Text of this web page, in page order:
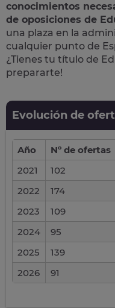
conocimientos
de oposiciones de
una plaza en la
cualquier punto de
¿Tienes tu título de
prepararte!
Evolución de
Año Nº de ofertas
2021
102
2022
174
2023
109
2024
95
2025
139
2026
91